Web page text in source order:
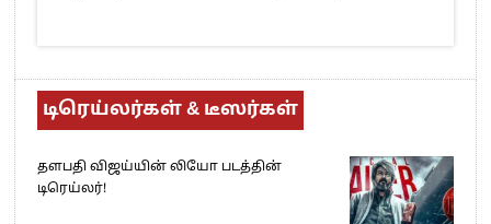
டிரெய்லர்கள் & டீஸர்கள்
தளபதி விஜய்யின் லியோ படத்தின்
டிரெய்லர்!